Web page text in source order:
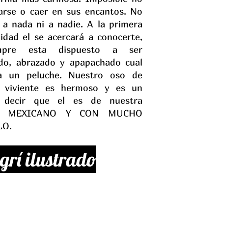
o caer en sus encantos. No
nada ni a nadie. A la primera
el se acercará a conocerte,
esta dispuesto a ser
abrazado y apapachado cual
un peluche. Nuestro oso de
viviente es hermoso y es un
decir que el es de nuestra
MEXICANO Y CON MUCHO
ilustrado